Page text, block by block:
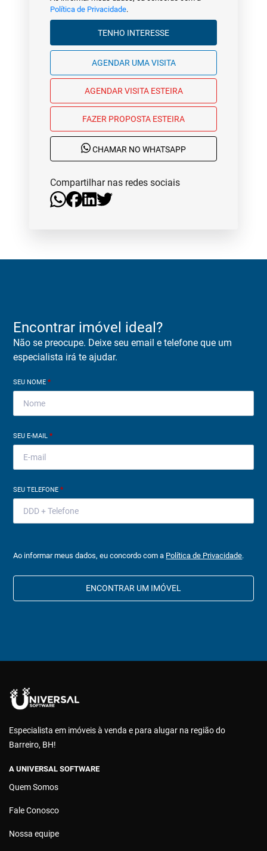
Política de Privacidade.
TENHO INTERESSE
AGENDAR UMA VISITA
AGENDAR VISITA ESTEIRA
FAZER PROPOSTA ESTEIRA
CHAMAR NO WHATSAPP
Compartilhar nas redes sociais
Encontrar imóvel ideal?
Não se preocupe. Deixe seu email e telefone que um
especialista irá te ajudar.
SEU NOME*
SEU E-MAIL*
SEU TELEFONE*
Ao informar meus dados, eu concordo com a Política de Privacidade.
ENCONTRAR UM IMÓVEL
Especialista em imóveis à venda e para alugar na região do
Barreiro, BH!
A UNIVERSAL SOFTWARE
Quem Somos
Fale Conosco
Nossa equipe